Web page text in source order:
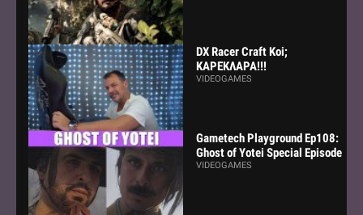
DX Racer Craft Koi;
ΚΑΡΕΚΛΑΡΑ!!!
VIDEOGAMES
Gametech Playground Ep108:
Ghost of Yotei Special Episode
VIDEOGAMES